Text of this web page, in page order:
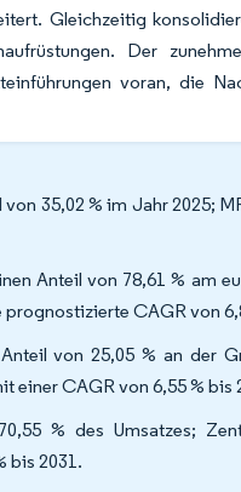
Gleichzeitig
Der
voran, die
35,02 % im Jahr 2025;
Anteil von 78,61 % am
CAGR von
von 25,05 % an der
CAGR von 6,55 % bis
% des Umsatzes;
bis 2031.